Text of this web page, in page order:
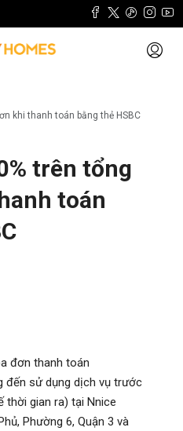
khi thanh toán bằng thẻ HSBC
trên tổng
toán
đơn thanh toán
đến sử dụng dịch vụ trước
thời gian ra) tại Nnice
Phường 6, Quận 3 và